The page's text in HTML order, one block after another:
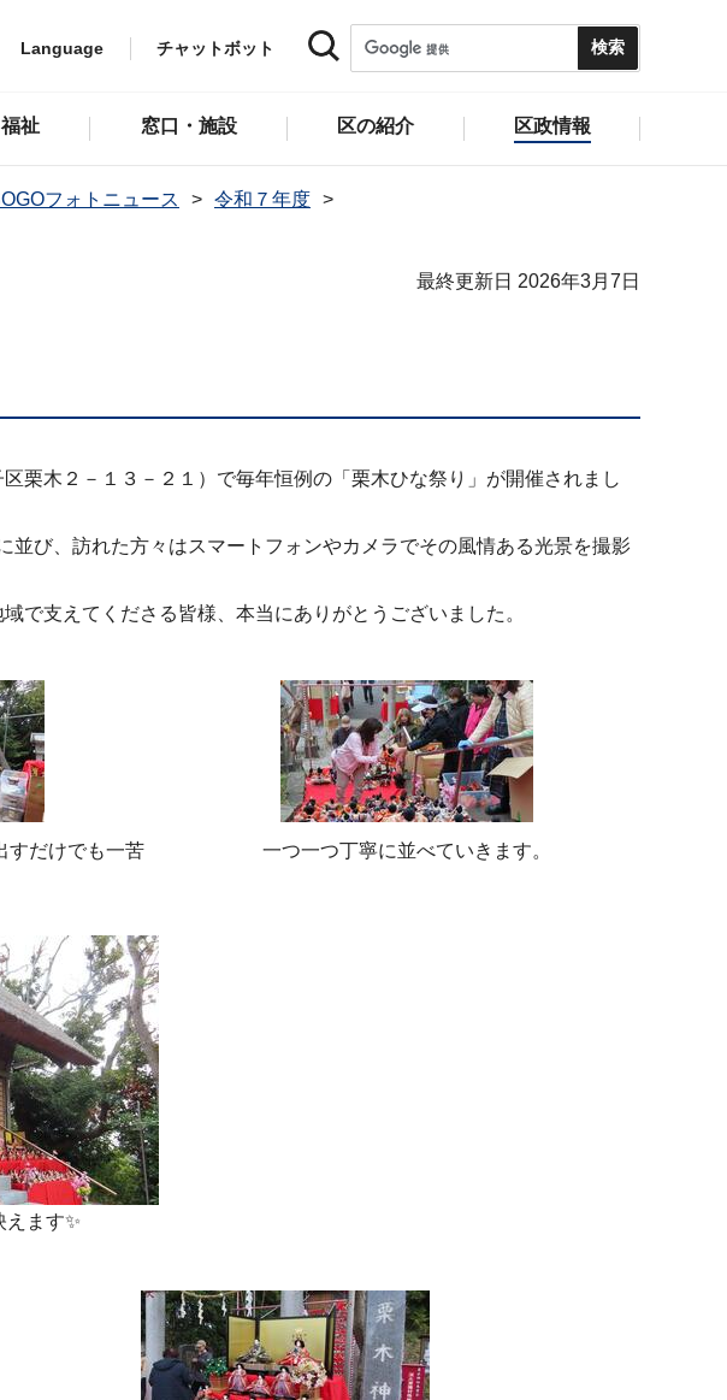
Language チャットボット
祉 窓口・施設 区の紹介 区政情報
フォトニュース
令和７年度
最終更新日 2026年3月7日
栗木２－１３－２１）で毎年恒例の「栗木ひな祭り」が開催されまし
び、訪れた方々はスマートフォンやカメラでその風情ある光景を撮影
で支えてくださる皆様、本当にありがとうございました。
すだけでも一苦
一つ一つ丁寧に並べていきます。
ます✨